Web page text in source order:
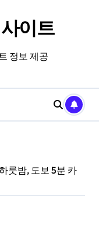
이트
정보 제공
룻밤, 도보 5분 카